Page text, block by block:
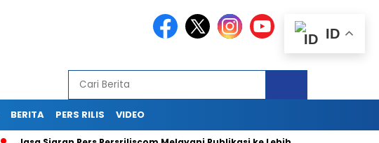
BERITA PERS RILIS VIDEO
ID